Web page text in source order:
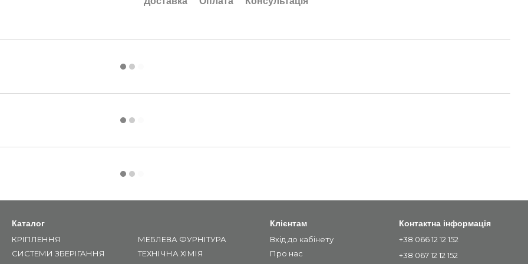
Каталог
КРІПЛЕННЯ
СИСТЕМИ ЗБЕРІГАННЯ
МЕБЛЕВА ФУРНІТУРА
ТЕХНІЧНА ХІМІЯ
Клієнтам
Вхід до кабінету
Про нас
Контактна інформація
+38 066 12 12 152
+38 067 12 12 152